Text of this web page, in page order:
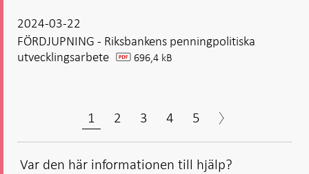
2024-03-22
FÖRDJUPNING - Riksbankens penningpolitiska
utvecklingsarbete pdf 696,4 kB
1 2 3 4 5
Var den här informationen till hjälp?